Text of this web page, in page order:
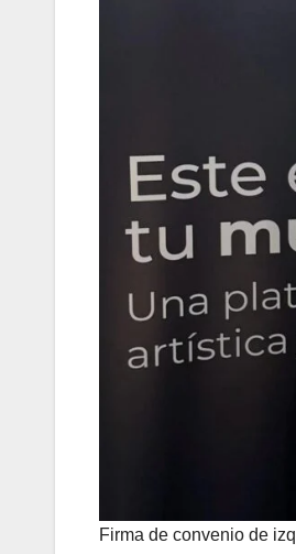
Firma de convenio de